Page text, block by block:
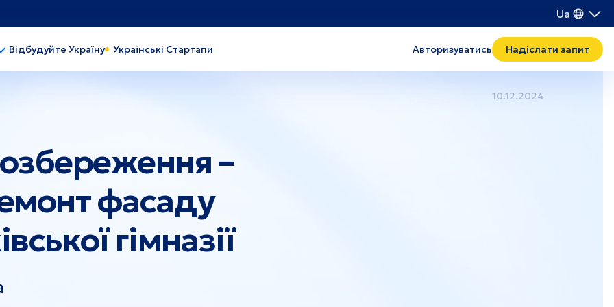
Ua
Важка промисловість
Індустріальний парк
Транспорт і логістика
Черкаси
Відбудуйте Україну Українські Стартапи Авторизуватись Надіслати запит
10.12.2024
–
фасаду
гімназії